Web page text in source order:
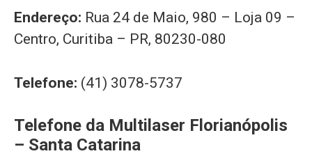
Endereço: Rua 24 de Maio, 980 – Loja 09 –
Centro, Curitiba – PR, 80230-080
Telefone: (41) 3078-5737
Telefone da Multilaser Florianópolis
– Santa Catarina